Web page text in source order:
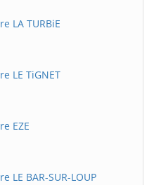
LA TURBiE
LE TiGNET
EZE
BAR-SUR-LOUP